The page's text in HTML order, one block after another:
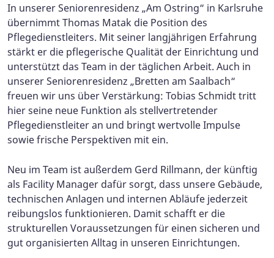
In unserer Seniorenresidenz „Am Ostring“ in Karlsruhe
übernimmt Thomas Matak die Position des
Pflegedienstleiters. Mit seiner langjährigen Erfahrung
stärkt er die pflegerische Qualität der Einrichtung und
unterstützt das Team in der täglichen Arbeit. Auch in
unserer Seniorenresidenz „Bretten am Saalbach“
freuen wir uns über Verstärkung: Tobias Schmidt tritt
hier seine neue Funktion als stellvertretender
Pflegedienstleiter an und bringt wertvolle Impulse
sowie frische Perspektiven mit ein.
Neu im Team ist außerdem Gerd Rillmann, der künftig
als Facility Manager dafür sorgt, dass unsere Gebäude,
technischen Anlagen und internen Abläufe jederzeit
reibungslos funktionieren. Damit schafft er die
strukturellen Voraussetzungen für einen sicheren und
gut organisierten Alltag in unseren Einrichtungen.